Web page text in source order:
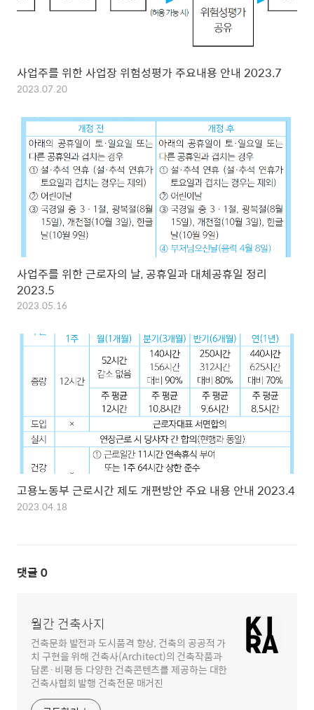
사업주를 위한 사업장 위험성평가 주요내용 안내 2023.7
2023.07.20
사업주를 위한 근로자의 날, 공휴일과 대체공휴일 정리
2023.5
2023.05.16
고용노동부 근로시간 제도 개편방안 주요 내용 안내 2023.4
2023.04.18
댓글 0
월간 건축사지
건축문화 발전과 도시품격 향상, 건축의 공공적 가
치 구현을 위해 건축사(Architect)의 건축작품과
담론·비평 등 다양한 건축콘텐츠를 제공하는 대한
건축사협회 발행 건축전문 매거진